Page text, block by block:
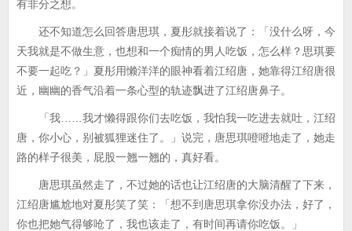
有非分之想。
还不知道怎么回答唐思琪，夏彤就接着说了：「没什么呀，今
天我就是不做生意，也想和一个痴情的男人吃饭，怎么样？思琪要
不要一起吃？」夏彤用懒洋洋的眼神看着江绍唐，她靠得江绍唐很
近，幽幽的香气沿着一条心型的轨迹飘进了江绍唐鼻子。
「我……我才懒得跟你们去吃饭，我怕我一吃进去就吐，江绍
唐，你小心，别被狐狸迷住了。」说完，唐思琪噔噔地走了，她走
路的样子很美，屁股一翘一翘的，真好看。
唐思琪虽然走了，不过她的话也让江绍唐的大脑清醒了下来，
江绍唐尴尬地对夏彤笑了笑：「想不到唐思琪拿你没办法，好了，
你也把她气得够呛了，我也该走了，有时间再请你吃饭。」